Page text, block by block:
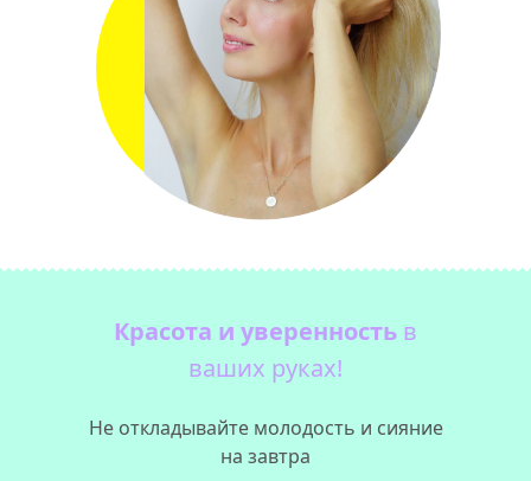
Красота и уверенность в
ваших руках!
Не откладывайте молодость и сияние
на завтра